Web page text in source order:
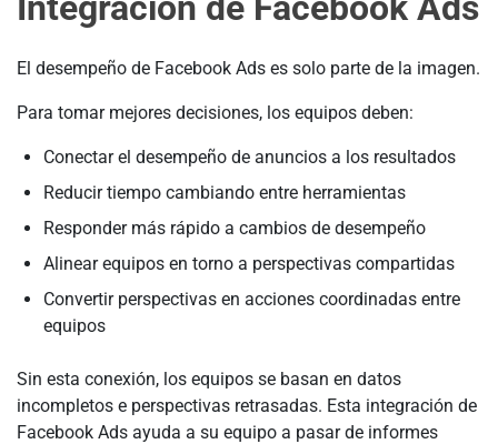
El desempeño de Facebook Ads es solo parte de la imagen.
Para tomar mejores decisiones, los equipos deben:
Conectar el desempeño de anuncios a los resultados
Reducir tiempo cambiando entre herramientas
Responder más rápido a cambios de desempeño
Alinear equipos en torno a perspectivas compartidas
Convertir perspectivas en acciones coordinadas entre
equipos
Sin esta conexión, los equipos se basan en datos
incompletos e perspectivas retrasadas. Esta integración de
Facebook Ads ayuda a su equipo a pasar de informes